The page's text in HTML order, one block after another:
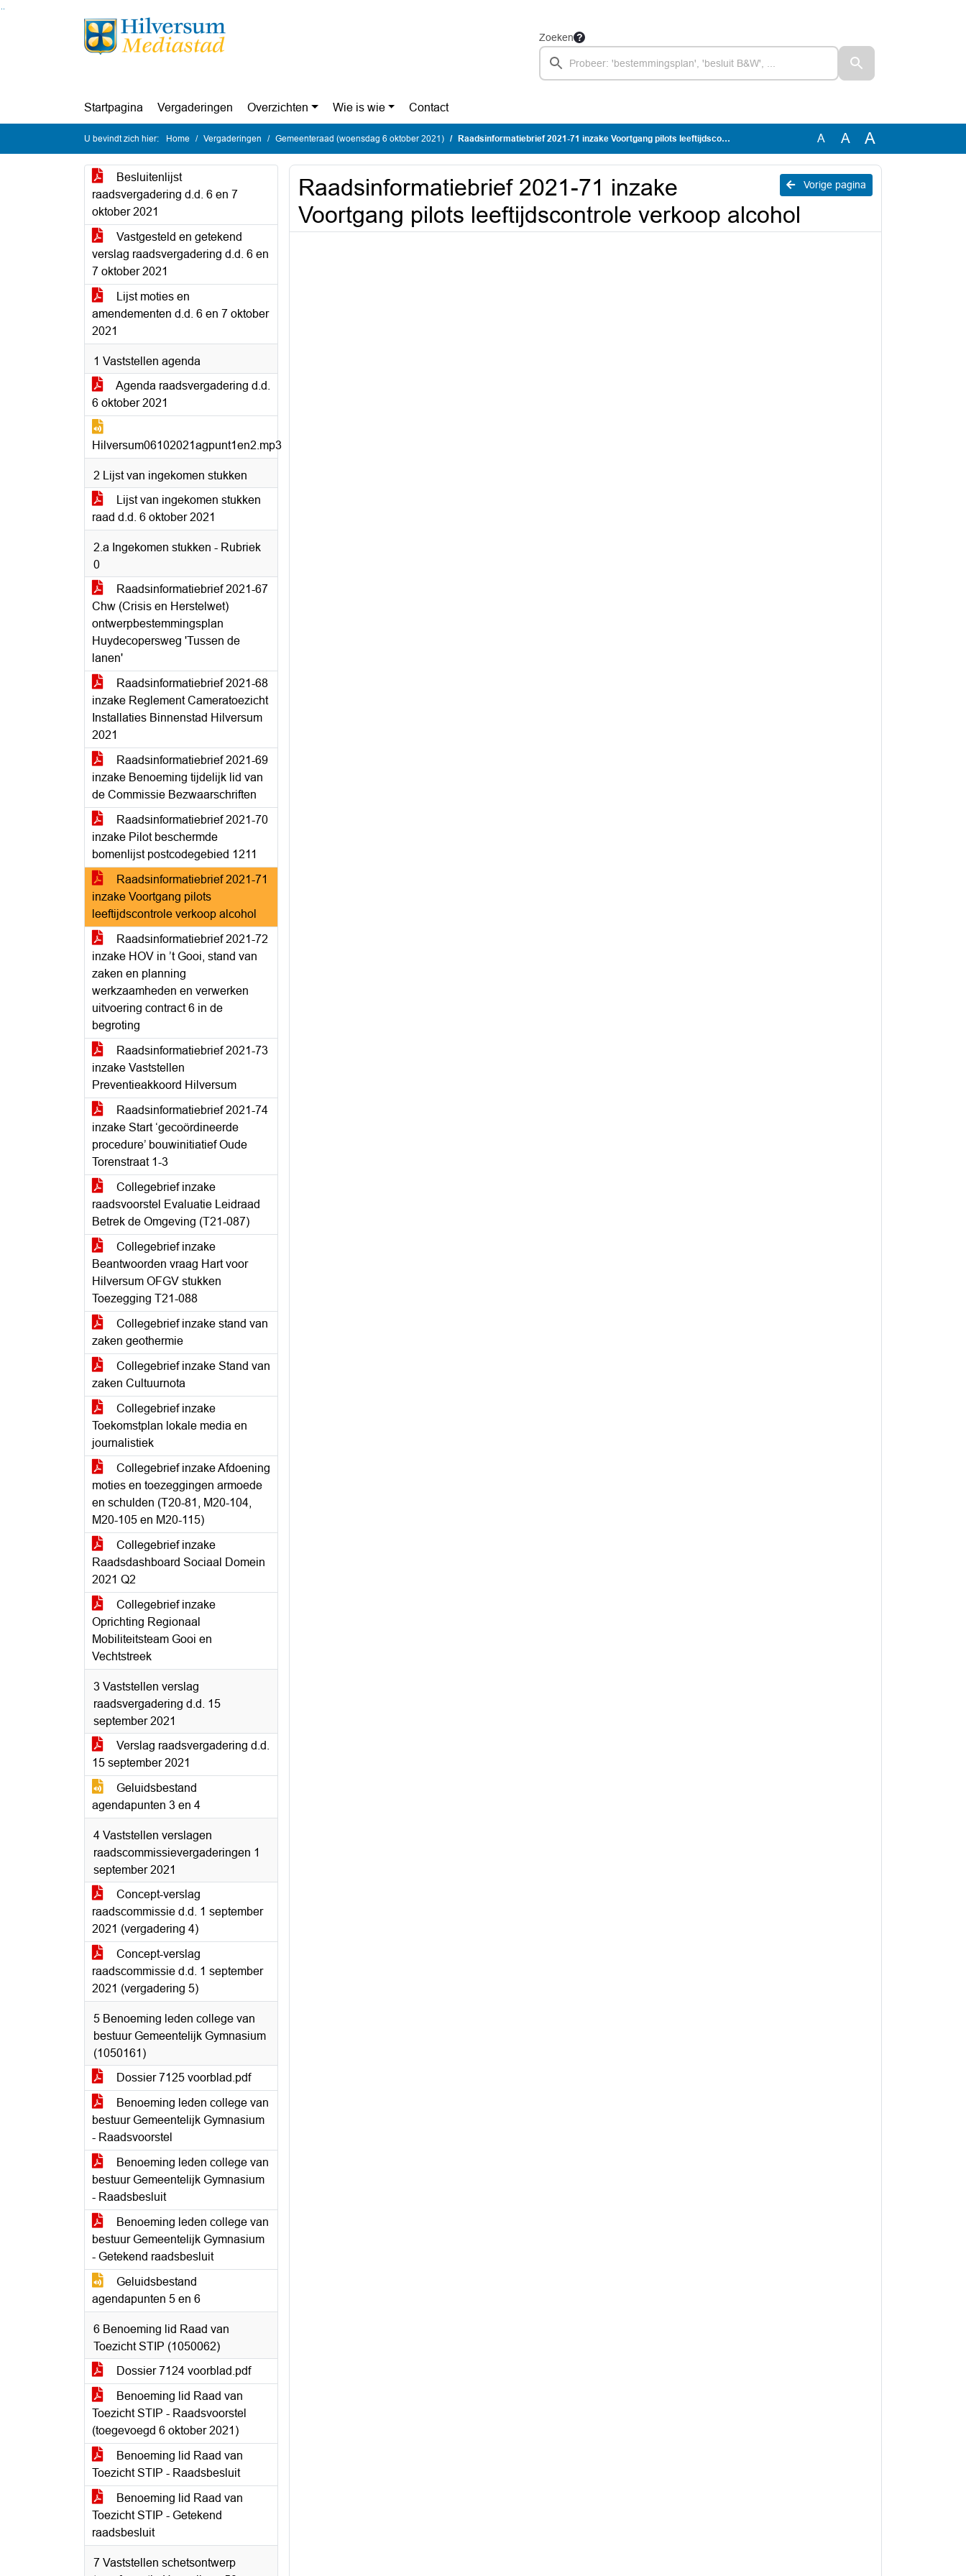
Ga naar de inhoud van deze pagina
Ga naar het zoeken
Ga naar het menu
Zoeken
Startpagina Vergaderingen Overzichten Wie is wie Contact
U bevindt zich hier: Home Vergaderingen Gemeenteraad (woensdag 6 oktober 2021) Raadsinformatiebrief 2021-71 inzake Voortgang pilots leeftijdscontrole verkoop alcohol A A A
Besluitenlijst
raadsvergadering d.d. 6 en 7
oktober 2021
Vastgesteld en getekend
verslag raadsvergadering d.d. 6 en
7 oktober 2021
Lijst moties en
amendementen d.d. 6 en 7 oktober
2021
1 Vaststellen agenda
Agenda raadsvergadering d.d.
6 oktober 2021
Hilversum06102021agpunt1en2.mp3
2 Lijst van ingekomen stukken
Lijst van ingekomen stukken
raad d.d. 6 oktober 2021
2.a Ingekomen stukken - Rubriek
0
Raadsinformatiebrief 2021-67
Chw (Crisis en Herstelwet)
ontwerpbestemmingsplan
Huydecopersweg 'Tussen de
lanen'
Raadsinformatiebrief 2021-68
inzake Reglement Cameratoezicht
Installaties Binnenstad Hilversum
2021
Raadsinformatiebrief 2021-69
inzake Benoeming tijdelijk lid van
de Commissie Bezwaarschriften
Raadsinformatiebrief 2021-70
inzake Pilot beschermde
bomenlijst postcodegebied 1211
Raadsinformatiebrief 2021-71
inzake Voortgang pilots
leeftijdscontrole verkoop alcohol
Raadsinformatiebrief 2021-72
inzake HOV in ’t Gooi, stand van
zaken en planning
werkzaamheden en verwerken
uitvoering contract 6 in de
begroting
Raadsinformatiebrief 2021-73
inzake Vaststellen
Preventieakkoord Hilversum
Raadsinformatiebrief 2021-74
inzake Start ‘gecoördineerde
procedure’ bouwinitiatief Oude
Torenstraat 1-3
Collegebrief inzake
raadsvoorstel Evaluatie Leidraad
Betrek de Omgeving (T21-087)
Collegebrief inzake
Beantwoorden vraag Hart voor
Hilversum OFGV stukken
Toezegging T21-088
Collegebrief inzake stand van
zaken geothermie
Collegebrief inzake Stand van
zaken Cultuurnota
Collegebrief inzake
Toekomstplan lokale media en
journalistiek
Collegebrief inzake Afdoening
moties en toezeggingen armoede
en schulden (T20-81, M20-104,
M20-105 en M20-115)
Collegebrief inzake
Raadsdashboard Sociaal Domein
2021 Q2
Collegebrief inzake
Oprichting Regionaal
Mobiliteitsteam Gooi en
Vechtstreek
3 Vaststellen verslag
raadsvergadering d.d. 15
september 2021
Verslag raadsvergadering d.d.
15 september 2021
Geluidsbestand
agendapunten 3 en 4
4 Vaststellen verslagen
raadscommissievergaderingen 1
september 2021
Concept-verslag
raadscommissie d.d. 1 september
2021 (vergadering 4)
Concept-verslag
raadscommissie d.d. 1 september
2021 (vergadering 5)
5 Benoeming leden college van
bestuur Gemeentelijk Gymnasium
(1050161)
Dossier 7125 voorblad.pdf
Benoeming leden college van
bestuur Gemeentelijk Gymnasium
- Raadsvoorstel
Benoeming leden college van
bestuur Gemeentelijk Gymnasium
- Raadsbesluit
Benoeming leden college van
bestuur Gemeentelijk Gymnasium
- Getekend raadsbesluit
Geluidsbestand
agendapunten 5 en 6
6 Benoeming lid Raad van
Toezicht STIP (1050062)
Dossier 7124 voorblad.pdf
Benoeming lid Raad van
Toezicht STIP - Raadsvoorstel
(toegevoegd 6 oktober 2021)
Benoeming lid Raad van
Toezicht STIP - Raadsbesluit
Benoeming lid Raad van
Toezicht STIP - Getekend
raadsbesluit
7 Vaststellen schetsontwerp
Vorige pagina
Raadsinformatiebrief 2021-71 inzake
Voortgang pilots leeftijdscontrole verkoop alcohol